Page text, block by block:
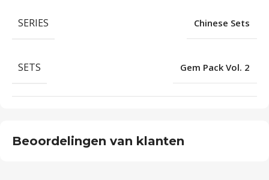
SERIES Chinese Sets
SETS Gem Pack Vol. 2
Beoordelingen van klanten